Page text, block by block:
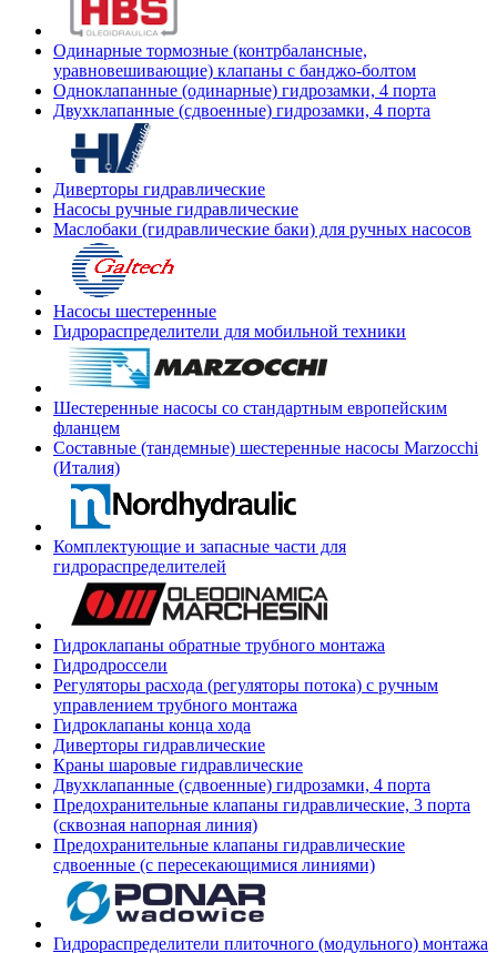
Одинарные тормозные (контрбалансные,
уравновешивающие) клапаны с банджо-болтом
Одноклапанные (одинарные) гидрозамки, 4 порта
Двухклапанные (сдвоенные) гидрозамки, 4 порта
Диверторы гидравлические
Насосы ручные гидравлические
Маслобаки (гидравлические баки) для ручных насосов
Насосы шестеренные
Гидрораспределители для мобильной техники
Шестеренные насосы со стандартным европейским
фланцем
Составные (тандемные) шестеренные насосы Marzocchi
(Италия)
Комплектующие и запасные части для
гидрораспределителей
Гидроклапаны обратные трубного монтажа
Гидродроссели
Регуляторы расхода (регуляторы потока) с ручным
управлением трубного монтажа
Гидроклапаны конца хода
Диверторы гидравлические
Краны шаровые гидравлические
Двухклапанные (сдвоенные) гидрозамки, 4 порта
Предохранительные клапаны гидравлические, 3 порта
(сквозная напорная линия)
Предохранительные клапаны гидравлические
сдвоенные (с пересекающимися линиями)
Гидрораспределители плиточного (модульного) монтажа